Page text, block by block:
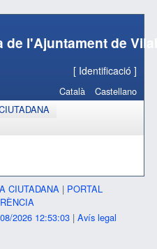
de l'Ajuntament de
[ Identificació ]
Català
Castellano
CIUTADANA | PORTAL
2026 12:53:03 | Avís legal